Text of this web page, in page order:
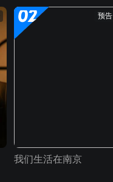
02 预告
我们生活在南京